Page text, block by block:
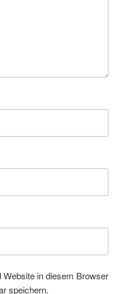
in diesem Browser
speichern.